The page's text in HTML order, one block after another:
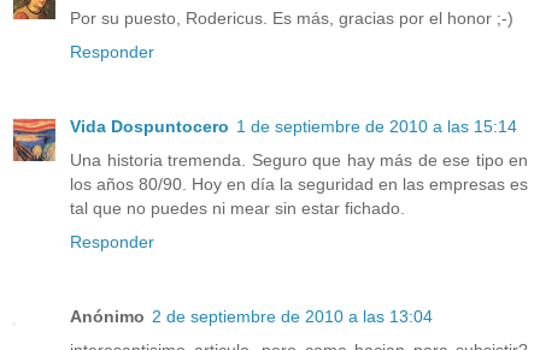
Por su puesto, Rodericus. Es más, gracias por el honor ;-)
Responder
Vida Dospuntocero 1 de septiembre de 2010 a las 15:14
Una historia tremenda. Seguro que hay más de ese tipo en
los años 80/90. Hoy en día la seguridad en las empresas es
tal que no puedes ni mear sin estar fichado.
Responder
Anónimo 2 de septiembre de 2010 a las 13:04